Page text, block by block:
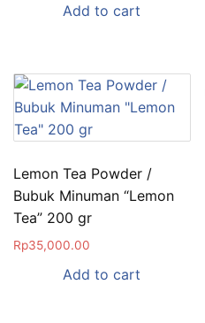
Add to cart
Lemon Tea Powder /
Bubuk Minuman “Lemon
Tea” 200 gr
Rp35,000.00
Add to cart